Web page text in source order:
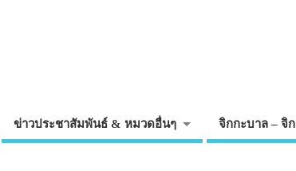
ข่าวประชาสัมพันธ์ & หมวดอื่นๆ จิกกะบาล – จิ